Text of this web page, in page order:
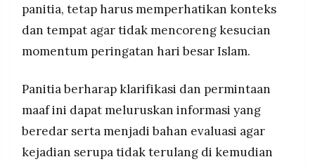
panitia, tetap harus memperhatikan konteks
dan tempat agar tidak mencoreng kesucian
momentum peringatan hari besar Islam.
Panitia berharap klarifikasi dan permintaan
maaf ini dapat meluruskan informasi yang
beredar serta menjadi bahan evaluasi agar
kejadian serupa tidak terulang di kemudian